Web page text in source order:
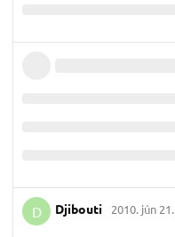
D Djibouti 2010. jún 21.